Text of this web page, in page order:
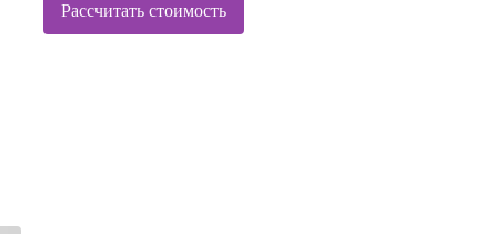
Рассчитать стоимость